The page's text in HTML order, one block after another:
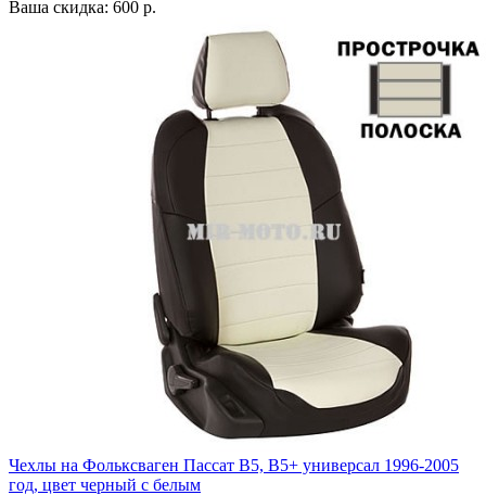
Ваша скидка: 600 р.
Чехлы на Фольксваген Пассат В5, В5+ универсал 1996-2005
год, цвет черный с белым